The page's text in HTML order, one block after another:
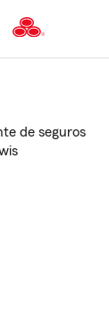
al
principal